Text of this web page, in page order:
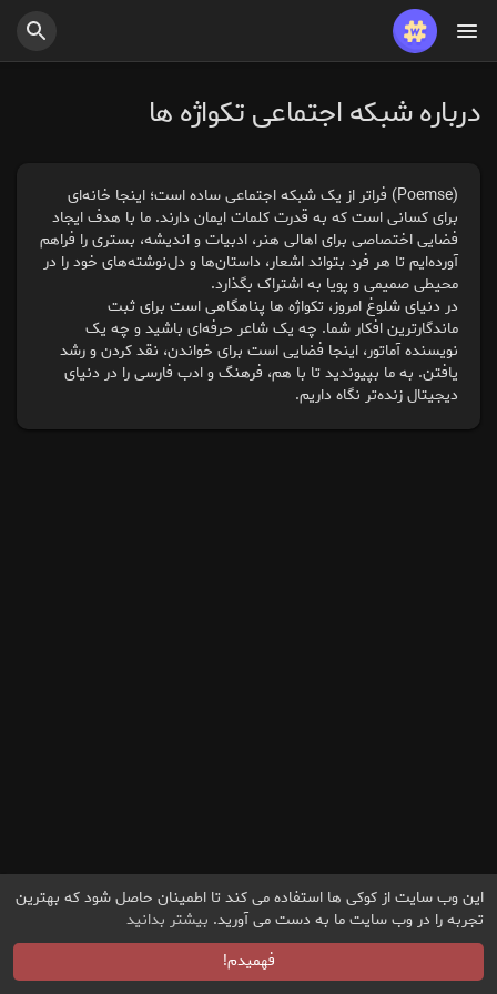
این وب سایت از کوکی ها استفاده می کند تا اطمینان حاصل شود که بهترین
تجربه را در وب سایت ما به دست می آورید. بیشتر بدانید
فهمیدم!
پست های محبوب
بودجه
درباره شبکه اجتماعی تکواژه ها
(Poemse) فراتر از یک شبکه اجتماعی ساده است؛ اینجا خانه‌ای
برای کسانی است که به قدرت کلمات ایمان دارند. ما با هدف ایجاد
فضایی اختصاصی برای اهالی هنر، ادبیات و اندیشه، بستری را فراهم
آورده‌ایم تا هر فرد بتواند اشعار، داستان‌ها و دل‌نوشته‌های خود را در
محیطی صمیمی و پویا به اشتراک بگذارد.
در دنیای شلوغ امروز، تکواژه ها پناهگاهی است برای ثبت
ماندگارترین افکار شما. چه یک شاعر حرفه‌ای باشید و چه یک
نویسنده آماتور، اینجا فضایی است برای خواندن، نقد کردن و رشد
یافتن. به ما بپیوندید تا با هم، فرهنگ و ادب فارسی را در دنیای
دیجیتال زنده‌تر نگاه داریم.